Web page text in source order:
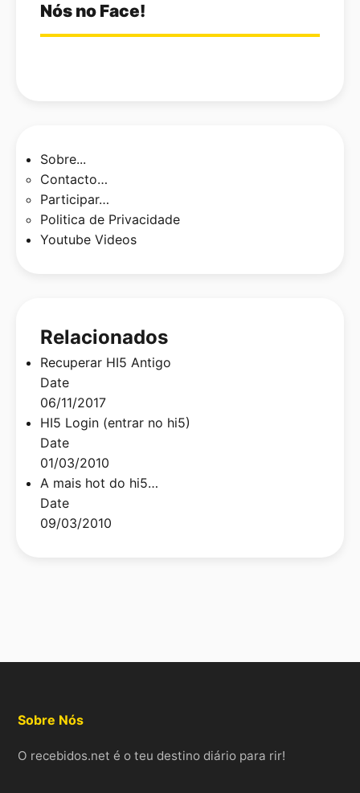
Nós no Face!
Sobre...
Contacto…
Participar…
Politica de Privacidade
Youtube Videos
Relacionados
Recuperar HI5 Antigo
Date
06/11/2017
HI5 Login (entrar no hi5)
Date
01/03/2010
A mais hot do hi5…
Date
09/03/2010
Sobre Nós
O recebidos.net é o teu destino diário para rir!